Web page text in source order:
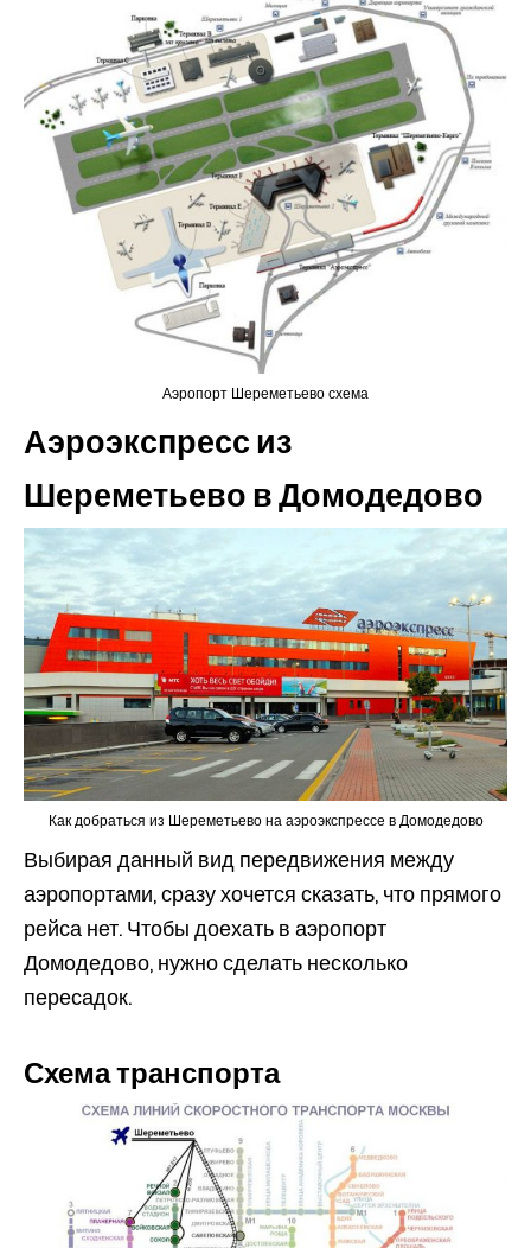
Аэропорт Шереметьево схема
Аэроэкспресс из
Шереметьево в Домодедово
Как добраться из Шереметьево на аэроэкспрессе в Домодедово
Выбирая данный вид передвижения между
аэропортами, сразу хочется сказать, что прямого
рейса нет. Чтобы доехать в аэропорт
Домодедово, нужно сделать несколько
пересадок.
Схема транспорта